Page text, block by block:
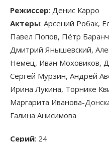
Режиссер: Денис Карро
Актеры: Арсений Робак,
Павел Попов, Пётр
Дмитрий Янышевский,
Немец, Иван Моховиков,
Сергей Мурзин, Андрей
Ирина Лукина, Торнике
Маргарита Иванова-
Галина Анисимова
Серий: 24